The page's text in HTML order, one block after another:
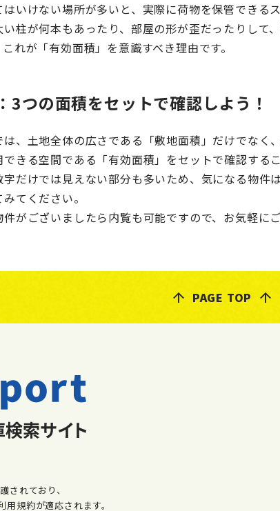
はいけない場所が多いと、実際に荷物を保管できる
い柱が何本もあったり、部屋の形が歪だったりして
れが「有効面積」を意識すべき理由です。
3つの面積をセットで確認しよう！
は、土地全体の広さである「敷地面積」だけでなく
きる空間である「有効面積」をセットで確認するこ
字だけでは見えない部分も多いため、気になる物件
てください。
がございましたら内覧も可能ですので、お気軽に
PAGE TOP
されており、
規約が適応されます。